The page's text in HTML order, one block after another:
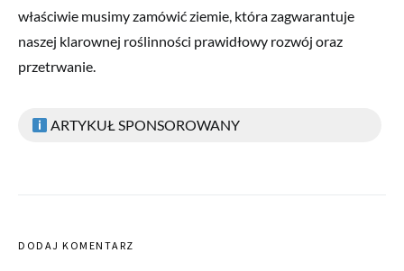
właściwie musimy zamówić ziemie, która zagwarantuje
naszej klarownej roślinności prawidłowy rozwój oraz
przetrwanie.
ARTYKUŁ SPONSOROWANY
DODAJ KOMENTARZ